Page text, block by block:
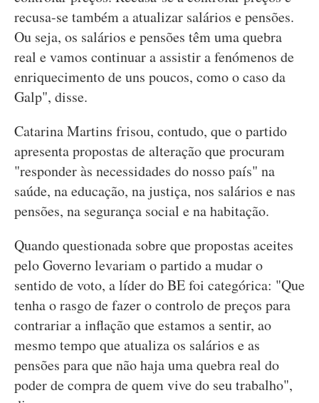
recusa-se também a atualizar salários e pensões.
Ou seja, os salários e pensões têm uma quebra
real e vamos continuar a assistir a fenómenos de
enriquecimento de uns poucos, como o caso da
Galp", disse.
Catarina Martins frisou, contudo, que o partido
apresenta propostas de alteração que procuram
"responder às necessidades do nosso país" na
saúde, na educação, na justiça, nos salários e nas
pensões, na segurança social e na habitação.
Quando questionada sobre que propostas aceites
pelo Governo levariam o partido a mudar o
sentido de voto, a líder do BE foi categórica: "Que
tenha o rasgo de fazer o controlo de preços para
contrariar a inflação que estamos a sentir, ao
mesmo tempo que atualiza os salários e as
pensões para que não haja uma quebra real do
poder de compra de quem vive do seu trabalho",